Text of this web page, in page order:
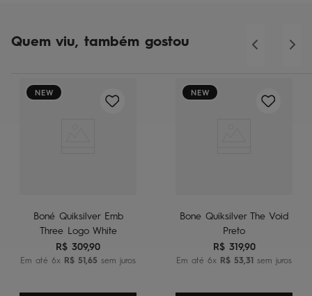
Quem viu, também gostou
NEW
Boné Quiksilver Emb
Three Logo White
R$ 309,90
Em até 6x R$ 51 65 sem juros
NEW
Bone Quiksilver The Void
Preto
R$ 319,90
Em até 6x R$ 53 31 sem juros